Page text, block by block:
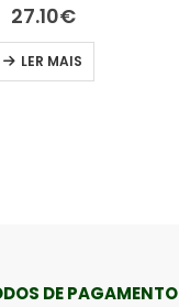
27.10€
LER MAIS
DE PAGAMENTO